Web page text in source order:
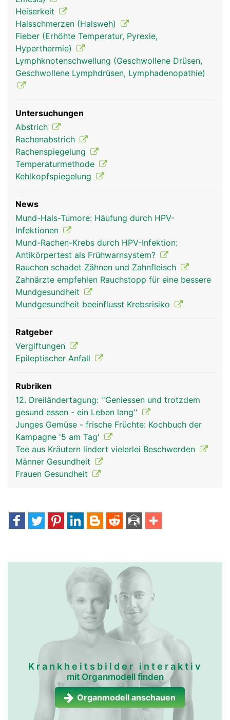
Mund Mann
Heiserkeit
Halsschmerzen (Halsweh)
Fieber (Erhöhte Temperatur, Pyrexie,
Hyperthermie)
Lymphknotenschwellung (Geschwollene Drüsen,
Geschwollene Lymphdrüsen, Lymphadenopathie)
Untersuchungen
Abstrich
Rachenabstrich
Rachenspiegelung
Temperaturmethode
Kehlkopfspiegelung
News
Mund-Hals-Tumore: Häufung durch HPV-
Infektionen
Mund-Rachen-Krebs durch HPV-Infektion:
Antikörpertest als Frühwarnsystem?
Rauchen schadet Zähnen und Zahnfleisch
Zahnärzte empfehlen Rauchstopp für eine bessere
Mundgesundheit
Mundgesundheit beeinflusst Krebsrisiko
Ratgeber
Vergiftungen
Epileptischer Anfall
Rubriken
12. Dreiländertagung: ''Geniessen und trotzdem
gesund essen - ein Leben lang''
Junges Gemüse - frische Früchte: Kochbuch der
Kampagne '5 am Tag'
Tee aus Kräutern lindert vielerlei Beschwerden
Männer Gesundheit
Frauen Gesundheit
Krankheitsbilder interaktiv
mit Organmodell finden
Organmodell anschauen